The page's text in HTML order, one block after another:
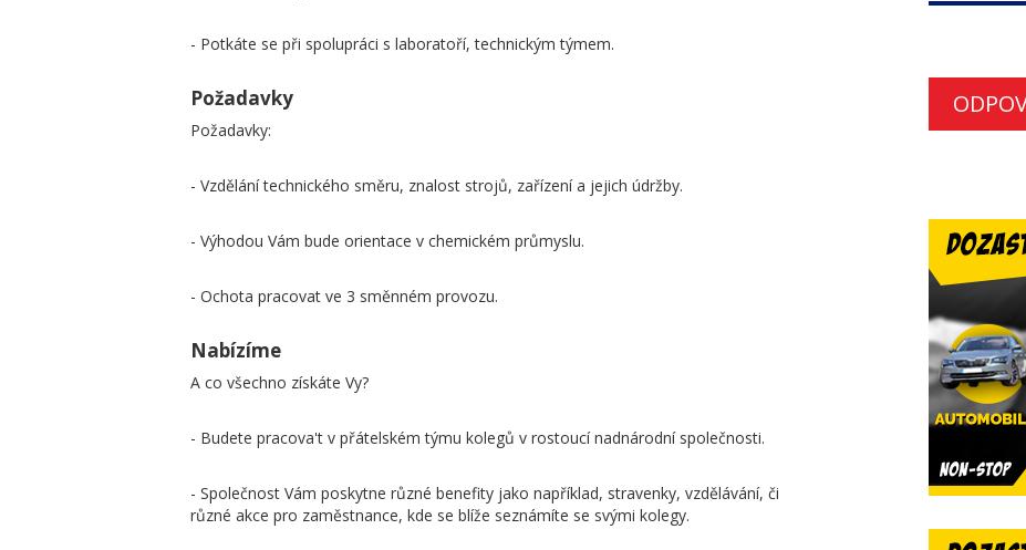
- Potkáte se při spolupráci s laboratoří, technickým týmem.
Požadavky
Požadavky:
- Vzdělání technického směru, znalost strojů, zařízení a jejich údržby.
- Výhodou Vám bude orientace v chemickém průmyslu.
- Ochota pracovat ve 3 směnném provozu.
Nabízíme
A co všechno získáte Vy?
- Budete pracova't v přátelském týmu kolegů v rostoucí nadnárodní společnosti.
- Společnost Vám poskytne různé benefity jako například, stravenky, vzdělávání, či
různé akce pro zaměstnance, kde se blíže seznámíte se svými kolegy.